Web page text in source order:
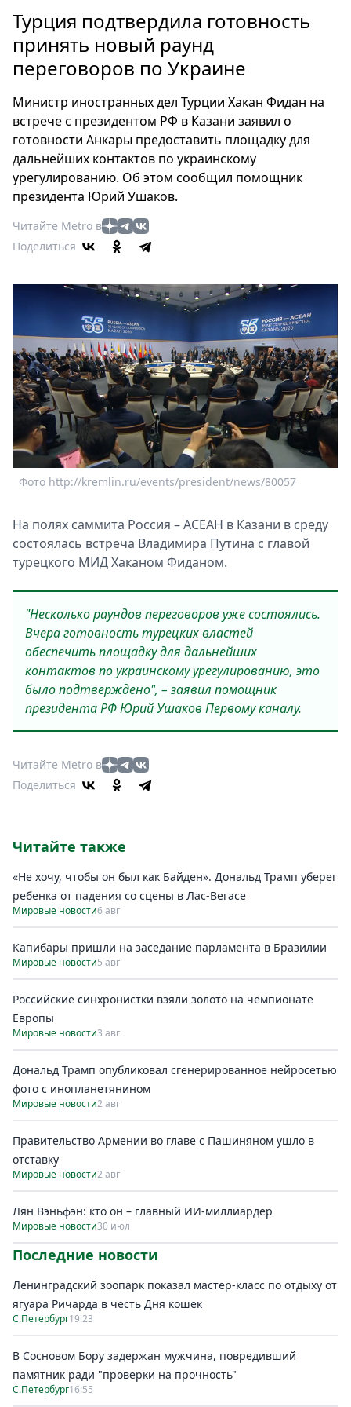
Россия
Мир
Здоровье
Туризм
Мода
Театр
Кино
Афиша
Книги
Выставки
релизы
О
Metro
Стримы
Спецпроекты
Звезды
Выборы
2026
Скачай
Metro
Турция подтвердила готовность
принять новый раунд
переговоров по Украине
Министр иностранных дел Турции Хакан Фидан на
встрече с президентом РФ в Казани заявил о
готовности Анкары предоставить площадку для
дальнейших контактов по украинскому
урегулированию. Об этом сообщил помощник
президента Юрий Ушаков.
Читайте Metro в
Поделиться
Фото http://kremlin.ru/events/president/news/80057
На полях саммита Россия – АСЕАН в Казани в среду
состоялась встреча Владимира Путина с главой
турецкого МИД Хаканом Фиданом.
"Несколько раундов переговоров уже состоялись.
Вчера готовность турецких властей
обеспечить площадку для дальнейших
контактов по украинскому урегулированию, это
было подтверждено", – заявил помощник
президента РФ Юрий Ушаков Первому каналу.
Читайте Metro в
Поделиться
Читайте также
«Не хочу, чтобы он был как Байден». Дональд Трамп уберег
ребенка от падения со сцены в Лас-Вегасе
Мировые новости6 авг
Капибары пришли на заседание парламента в Бразилии
Мировые новости5 авг
Российские синхронистки взяли золото на чемпионате
Европы
Мировые новости3 авг
Дональд Трамп опубликовал сгенерированное нейросетью
фото с инопланетянином
Мировые новости2 авг
Правительство Армении во главе с Пашиняном ушло в
отставку
Мировые новости2 авг
Лян Вэньфэн: кто он – главный ИИ-миллиардер
Мировые новости30 июл
Последние новости
Ленинградский зоопарк показал мастер-класс по отдыху от
ягуара Ричарда в честь Дня кошек
С.Петербург19:23
В Сосновом Бору задержан мужчина, повредивший
памятник ради "проверки на прочность"
С.Петербург16:55